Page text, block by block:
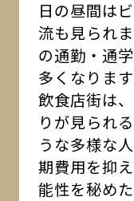
日の昼間は
流も見られ
の通勤・通
多くなりま
飲食店街は
りが見られ
うな多様な
期費用を抑
能性を秘め